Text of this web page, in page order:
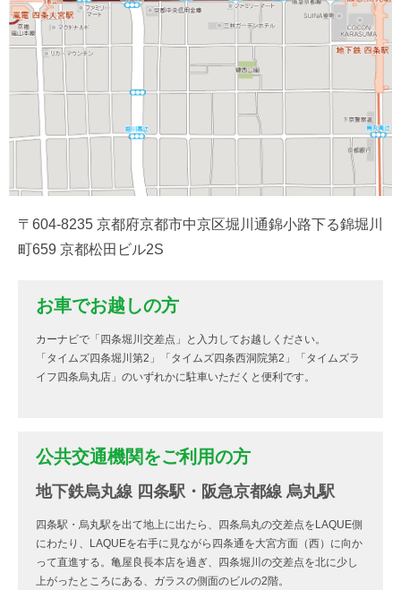
〒604-8235 京都府京都市中京区堀川通錦小路下る錦堀川
町659 京都松田ビル2S
お車でお越しの方
カーナビで「四条堀川交差点」と入力してお越しください。
「タイムズ四条堀川第2」「タイムズ四条西洞院第2」「タイムズラ
イフ四条烏丸店」のいずれかに駐車いただくと便利です。
公共交通機関をご利用の方
地下鉄烏丸線 四条駅・阪急京都線 烏丸駅
四条駅・烏丸駅を出て地上に出たら、四条烏丸の交差点をLAQUE側
にわたり、LAQUEを右手に見ながら四条通を大宮方面（西）に向か
って直進する。亀屋良長本店を過ぎ、四条堀川の交差点を北に少し
上がったところにある、ガラスの側面のビルの2階。